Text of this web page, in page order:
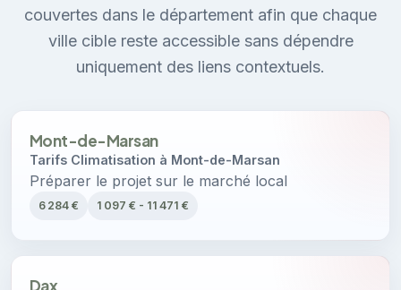
couvertes dans le département afin que chaque
ville cible reste accessible sans dépendre
uniquement des liens contextuels.
Mont-de-Marsan
Tarifs Climatisation à Mont-de-Marsan
Préparer le projet sur le marché local
6 284 € 1 097 € - 11 471 €
Dax